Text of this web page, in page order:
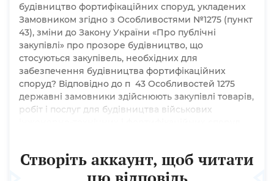
будівництво фортифікаційних споруд, укладених
Замовником згідно з Особливостями №1275 (пункт
43), зміни до Закону України «Про публічні
закупівлі» про прозоре будівництво, що
стосуються закупівель, необхідних для
забезпечення будівництва фортифікаційних
споруд? Відповідно до п 43 Особливостей 1275
державні замовники здійснюють закупівлі товарів,
робіт і послуг для будівництва військових
закупівлі” та
Створіть аккаунт, щоб читати